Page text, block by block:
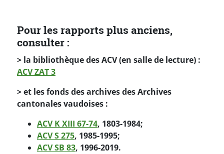
Pour les rapports plus anciens,
consulter :
> la bibliothèque des ACV (en salle de lecture) :
ACV ZAT 3
> et les fonds des archives des Archives
cantonales vaudoises :
ACV K XIII 67-74, 1803-1984;
ACV S 275, 1985-1995;
ACV SB 83, 1996-2019.